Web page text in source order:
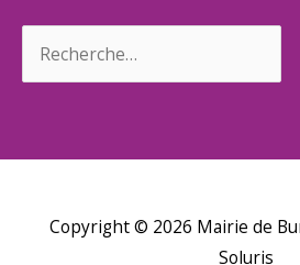
Copyright © 2026 Mairie de
Soluris